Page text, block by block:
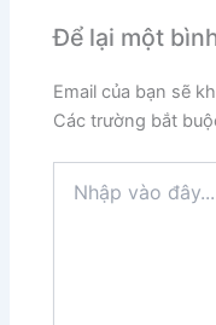
Để lại một
Email của bạn sẽ
Các trường bắt
vào